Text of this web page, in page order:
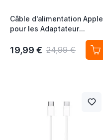
Câble d'alimentation Apple
pour les Adaptateur
19,99 € 24,99 €